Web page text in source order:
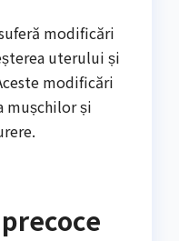
modificări
uterului și
modificări
mușchilor și